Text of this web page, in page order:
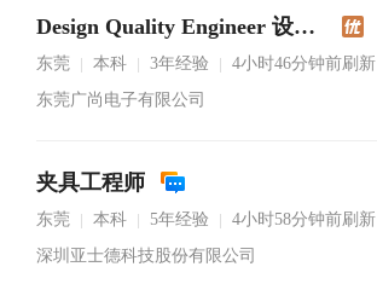
Design Quality Engineer 设计品质工程师
东莞 本科 3年经验
4小时46分钟前刷新
东莞广尚电子有限公司
夹具工程师
东莞 本科 5年经验
4小时58分钟前刷新
深圳亚士德科技股份有限公司